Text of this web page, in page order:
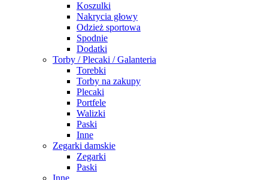
Koszulki
Nakrycia głowy
Odzież sportowa
Spodnie
Dodatki
Torby / Plecaki / Galanteria
Torebki
Torby na zakupy
Plecaki
Portfele
Walizki
Paski
Inne
Zegarki damskie
Zegarki
Paski
Inne